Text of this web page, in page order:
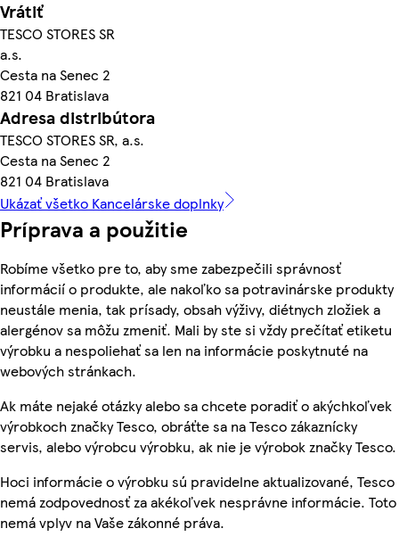
Vrátiť
TESCO STORES SR
a.s.
Cesta na Senec 2
821 04 Bratislava
Adresa distribútora
TESCO STORES SR, a.s.
Cesta na Senec 2
821 04 Bratislava
Ukázať všetko Kancelárske doplnky
Príprava a použitie
Robíme všetko pre to, aby sme zabezpečili správnosť
informácií o produkte, ale nakoľko sa potravinárske produkty
neustále menia, tak prísady, obsah výživy, diétnych zložiek a
alergénov sa môžu zmeniť. Mali by ste si vždy prečítať etiketu
výrobku a nespoliehať sa len na informácie poskytnuté na
webových stránkach.
Ak máte nejaké otázky alebo sa chcete poradiť o akýchkoľvek
výrobkoch značky Tesco, obráťte sa na Tesco zákaznícky
servis, alebo výrobcu výrobku, ak nie je výrobok značky Tesco.
Hoci informácie o výrobku sú pravidelne aktualizované, Tesco
nemá zodpovednosť za akékoľvek nesprávne informácie. Toto
nemá vplyv na Vaše zákonné práva.